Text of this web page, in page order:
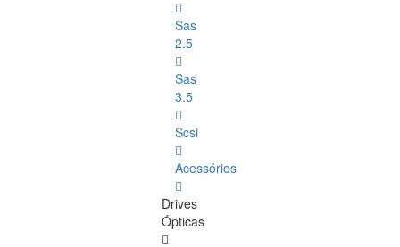
Sas
2.5
Sas
3.5
Scsi
Acessórios
Drives
Ópticas